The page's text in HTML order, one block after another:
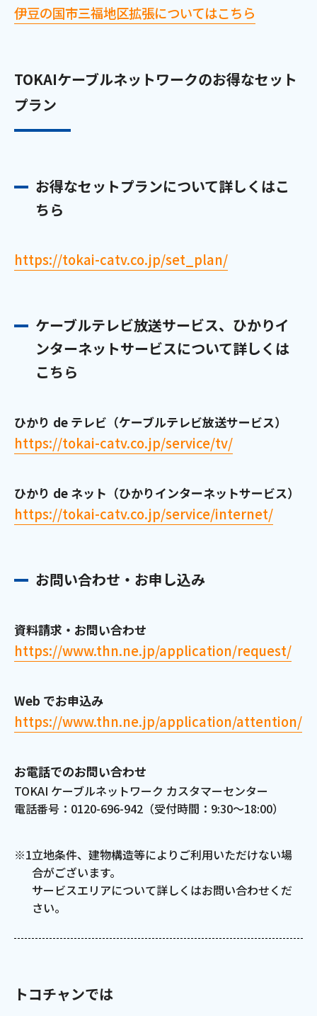
おトクなプラン
会社案内
お知らせ
ウェブサイトのご利用について
安全・安心マーク
放送番組審議会議事録
情報セキュリティ基本方針
プライバシーポリシー
伊豆の国市三福地区拡張についてはこちら
TOKAIケーブルネットワークのお得なセット
プラン
お得なセットプランについて詳しくはこ
ちら
https://tokai-catv.co.jp/set_plan/
ケーブルテレビ放送サービス、ひかりイ
ンターネットサービスについて詳しくは
こちら
ひかり de テレビ（ケーブルテレビ放送サービス）
https://tokai-catv.co.jp/service/tv/
ひかり de ネット（ひかりインターネットサービス）
https://tokai-catv.co.jp/service/internet/
お問い合わせ・お申し込み
資料請求・お問い合わせ
https://www.thn.ne.jp/application/request/
Web でお申込み
https://www.thn.ne.jp/application/attention/
お電話でのお問い合わせ
TOKAI ケーブルネットワーク カスタマーセンター
電話番号：0120-696-942（受付時間：9:30～18:00）
※1立地条件、建物構造等によりご利用いただけない場
合がございます。
サービスエリアについて詳しくはお問い合わせくだ
さい。
トコチャンでは